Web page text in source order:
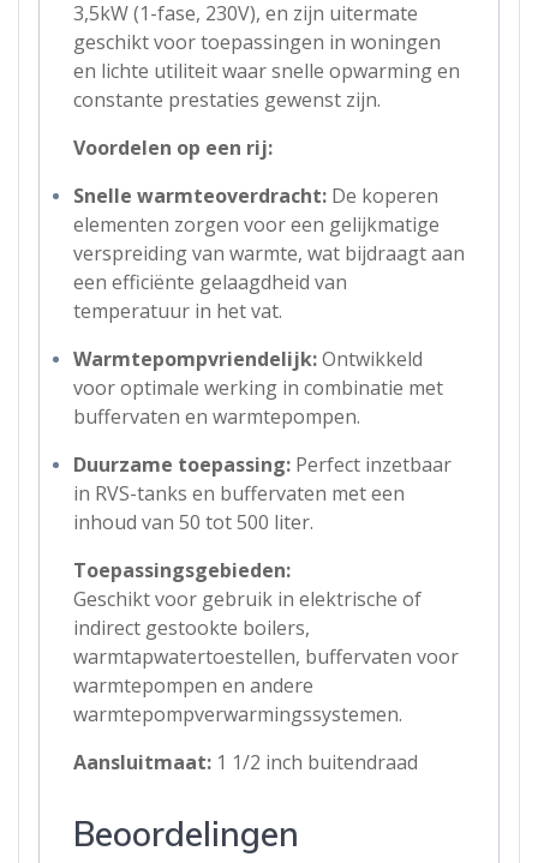
3,5kW (1-fase, 230V), en zijn uitermate
geschikt voor toepassingen in woningen
en lichte utiliteit waar snelle opwarming en
constante prestaties gewenst zijn.
Voordelen op een rij:
Snelle warmteoverdracht: De koperen
elementen zorgen voor een gelijkmatige
verspreiding van warmte, wat bijdraagt aan
een efficiënte gelaagdheid van
temperatuur in het vat.
Warmtepompvriendelijk:Ontwikkeld
voor optimale werking in combinatie met
buffervaten en warmtepompen.
Duurzame toepassing: Perfect inzetbaar
in RVS-tanks en buffervaten met een
inhoud van 50 tot 500 liter.
Toepassingsgebieden:
Geschikt voor gebruik in elektrische of
indirect gestookte boilers,
warmtapwatertoestellen, buffervaten voor
warmtepompen en andere
warmtepompverwarmingssystemen.
Aansluitmaat: 1 1/2 inch buitendraad
Beoordelingen